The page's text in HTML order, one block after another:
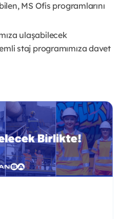
MS Ofis programlarını
ulaşabilecek
staj programımıza davet